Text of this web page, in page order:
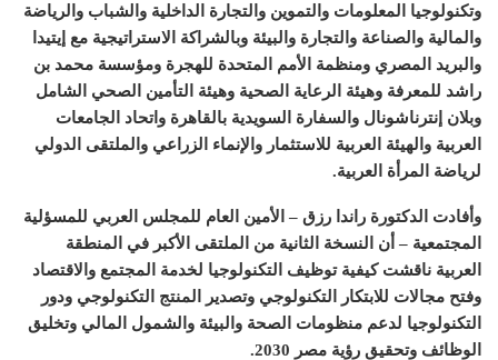
وتكنولوجيا المعلومات والتموين والتجارة الداخلية والشباب والرياضة
والمالية والصناعة والتجارة والبيئة وبالشراكة الاستراتيجية مع إيتيدا
والبريد المصري ومنظمة الأمم المتحدة للهجرة ومؤسسة محمد بن
راشد للمعرفة وهيئة الرعاية الصحية وهيئة التأمين الصحي الشامل
وبلان إنترناشونال والسفارة السويدية بالقاهرة واتحاد الجامعات
العربية والهيئة العربية للاستثمار والإنماء الزراعي والملتقى الدولي
لرياضة المرأة العربية.
وأفادت الدكتورة راندا رزق – الأمين العام للمجلس العربي للمسؤلية
المجتمعية – أن النسخة الثانية من الملتقى الأكبر في المنطقة
العربية ناقشت كيفية توظيف التكنولوجيا لخدمة المجتمع والاقتصاد
وفتح مجالات للابتكار التكنولوجي وتصدير المنتج التكنولوجي ودور
التكنولوجيا لدعم منظومات الصحة والبيئة والشمول المالي وتخليق
الوظائف وتحقيق رؤية مصر 2030.